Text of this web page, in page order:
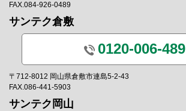
FAX.084-926-0489
サンテク倉敷
0120-006-489
〒712-8012 岡山県倉敷市連島5-2-43
FAX.086-441-5903
サンテク岡山